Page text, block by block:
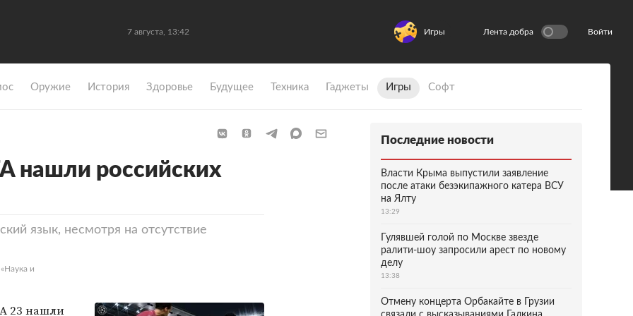
7 августа, 13:42 Игры Лента добра Войти
Оружие История Здоровье Будущее Техника Гаджеты Игры Софт
нашли российских
язык, несмотря на отсутствие
и
23 нашли
Последние новости
Власти Крыма выпустили заявление
после атаки безэкипажного катера ВСУ
на Ялту
13:29
Гулявшей голой по Москве звезде
ралити-шоу запросили арест по новому
делу
13:38
Отмену концерта Орбакайте в Грузии